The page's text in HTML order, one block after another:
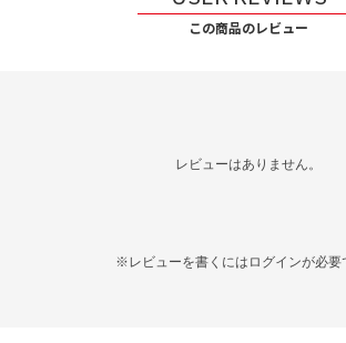
この商品のレビュー
レビューはありません。
※レビューを書くには ログインが必要